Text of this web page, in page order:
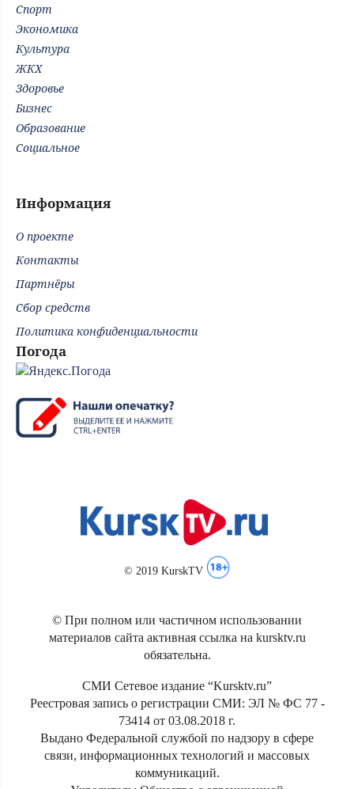
Спорт
Экономика
Культура
ЖКХ
Здоровье
Бизнес
Образование
Социальное
Информация
О проекте
Контакты
Партнёры
Сбор средств
Политика конфиденциальности
Погода
© 2019 KurskTV
© При полном или частичном использовании
материалов сайта активная ссылка на kursktv.ru
обязательна.
СМИ Сетевое издание “Kursktv.ru”
Реестровая запись о регистрации СМИ: ЭЛ № ФС 77 -
73414 от 03.08.2018 г.
Выдано Федеральной службой по надзору в сфере
связи, информационных технологий и массовых
коммуникаций.